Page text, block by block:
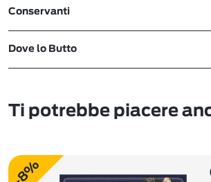
Conservanti
Dove lo Butto
Ti potrebbe piacere
-8%